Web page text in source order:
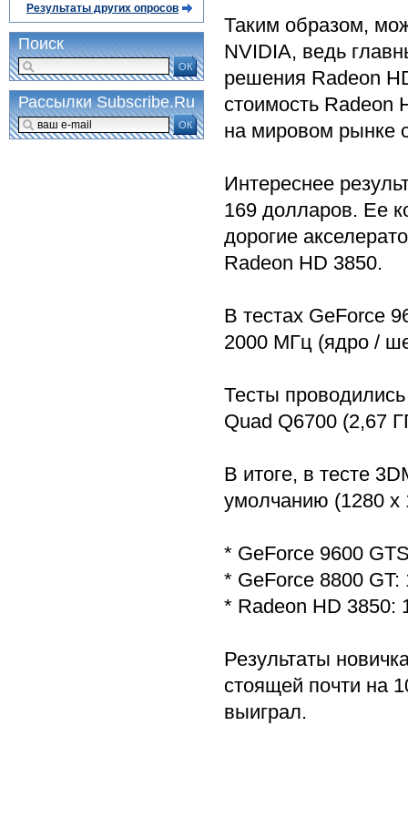
Таким образом,
NVIDIA, ведь
решения Radeon
стоимость Radeon
на мировом рынке
Интереснее
169 долларов. Ее
дорогие
Radeon HD 3850.
В тестах GeForce
2000 МГц (ядро /
Тесты
Quad Q6700 (2,67
В итоге, в тесте
умолчанию (1280 х
* GeForce 9600
* GeForce 8800
* Radeon HD 3850:
Результаты
стоящей почти на
выиграл.
Результаты других опросов
Поиск
ОК
Рассылки Subscribe.Ru
ОК